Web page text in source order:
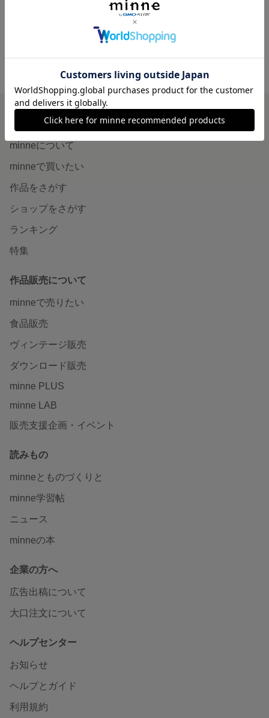
1,200円
SNOWBABY'S GALLERY の作品一覧
minneを知る
minneについて
minneで買いたい
作品をさがす
ショップをさがす
ランキング
特集
作品販売について
minneで売りたい
食品販売
ヴィンテージ販売
ダウンロード販売
minne PLUS
minne LAB
販売支援企画・イベント
読みもの
minneとものづくりと
minne学習帖
ニュース
minneの本
企業の方へ
広告出稿について
大口注文について
ヘルプセンター
お知らせ
ヘルプとガイド
利用規約